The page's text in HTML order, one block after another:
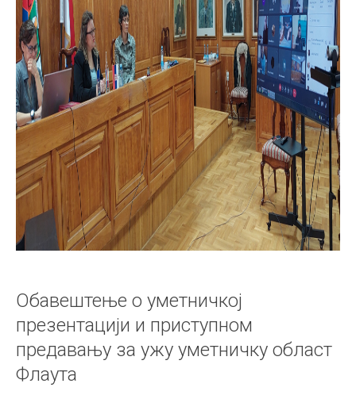
Обавештење о уметничкој
презентацији и приступном
предавању за ужу уметничку област
Флаута